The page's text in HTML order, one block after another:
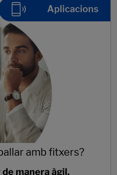
Aplicacions
amb fitxers?
manera àgil,